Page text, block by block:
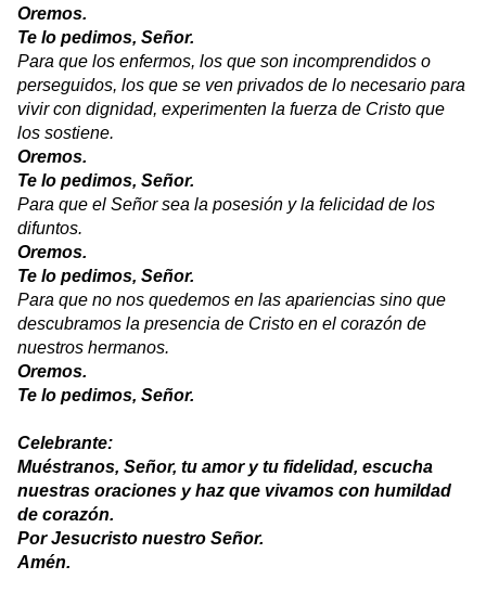
Oremos.
Te lo pedimos, Señor.
Para que los enfermos, los que son incomprendidos o
perseguidos, los que se ven privados de lo necesario para
vivir con dignidad, experimenten la fuerza de Cristo que
los sostiene.
Oremos.
Te lo pedimos, Señor.
Para que el Señor sea la posesión y la felicidad de los
difuntos.
Oremos.
Te lo pedimos, Señor.
Para que no nos quedemos en las apariencias sino que
descubramos la presencia de Cristo en el corazón de
nuestros hermanos.
Oremos.
Te lo pedimos, Señor.
Celebrante:
Muéstranos, Señor, tu amor y tu fidelidad, escucha
nuestras oraciones y haz que vivamos con humildad
de corazón.
Por Jesucristo nuestro Señor.
Amén.